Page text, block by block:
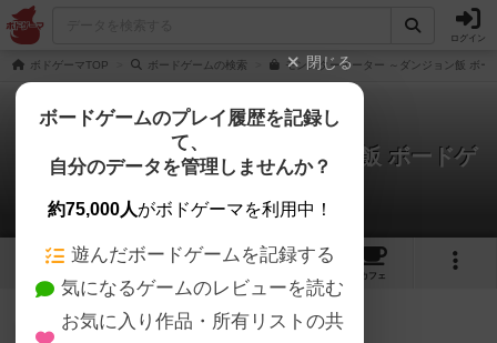
ログイン
ボドゲーマTOP ボードゲームの検索 モンスターイーター ～ダンジョン飯 ボー
モンスターイーター ～ダンジョン飯 ボードゲ
ーム～
1件のルール/インスト
5 4 18
カフェ
3494名 充実
閉じる
ボードゲームのプレイ履歴を記録し
て、
自分のデータを管理しませんか？
約75,000人がボドゲーマを利用中！
遊んだボードゲームを記録する
気になるゲームのレビューを読む
お気に入り作品・所有リストの共